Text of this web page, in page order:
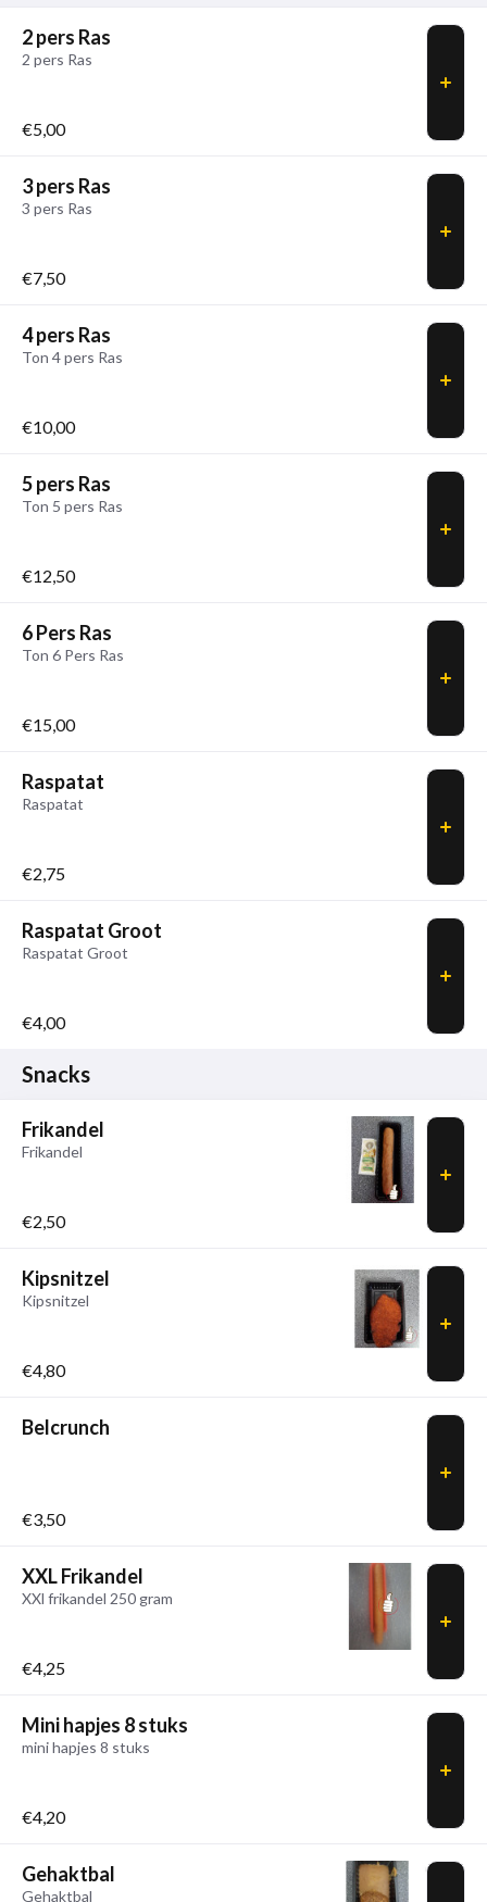
2 pers Ras
2 pers Ras
€5,00
3 pers Ras
3 pers Ras
€7,50
4 pers Ras
Ton 4 pers Ras
€10,00
5 pers Ras
Ton 5 pers Ras
€12,50
6 Pers Ras
Ton 6 Pers Ras
€15,00
Raspatat
Raspatat
€2,75
Raspatat Groot
Raspatat Groot
€4,00
Snacks
Frikandel
Frikandel
€2,50
Kipsnitzel
Kipsnitzel
€4,80
Belcrunch
€3,50
XXL Frikandel
XXl frikandel 250 gram
€4,25
Mini hapjes 8 stuks
mini hapjes 8 stuks
€4,20
Gehaktbal
Gehaktbal